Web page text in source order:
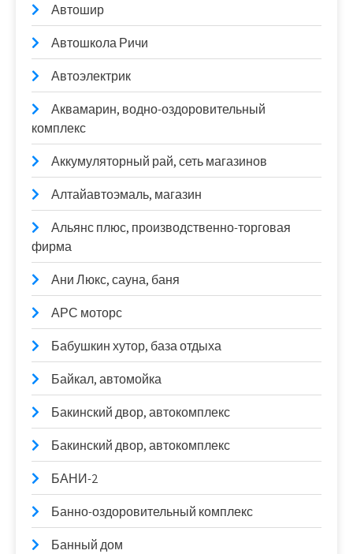
Автошир
Автошкола Ричи
Автоэлектрик
Аквамарин, водно-оздоровительный
комплекс
Аккумуляторный рай, сеть магазинов
Алтайавтоэмаль, магазин
Альянс плюс, производственно-торговая
фирма
Ани Люкс, сауна, баня
АРС моторс
Бабушкин хутор, база отдыха
Байкал, автомойка
Бакинский двор, автокомплекс
Бакинский двор, автокомплекс
БАНИ-2
Банно-оздоровительный комплекс
Банный дом